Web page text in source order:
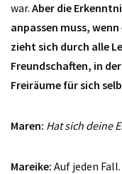
war. Aber die
anpassen muss,
zieht sich durch alle
Freundschaften, in
Freiräume für sich
Maren: Hat sich deine
Mareike: Auf jeden